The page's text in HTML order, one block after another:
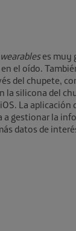
wearableses muy
el oído.
del chupete,
silicona del
La
gestionar la
datos de